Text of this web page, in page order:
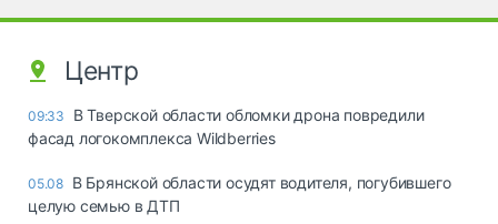
Центр
09:33
В Тверской области обломки дрона повредили
фасад логокомплекса Wildberries
05.08 В Брянской области осудят водителя, погубившего
целую семью в ДТП